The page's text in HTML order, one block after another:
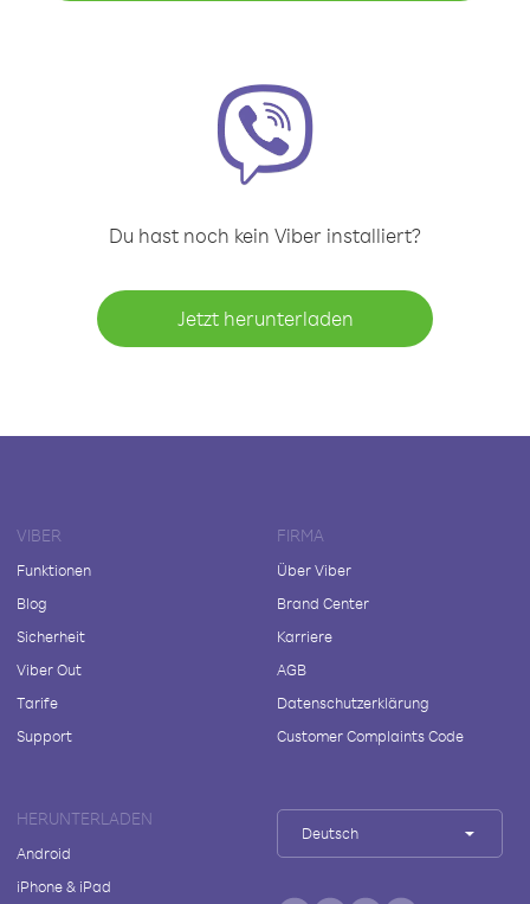
Du hast noch kein Viber installiert?
Jetzt herunterladen
VIBER
Funktionen
Blog
Sicherheit
Viber Out
Tarife
Support
FIRMA
Über Viber
Brand Center
Karriere
AGB
Datenschutzerklärung
Customer Complaints Code
HERUNTERLADEN
Android
iPhone & iPad
Deutsch